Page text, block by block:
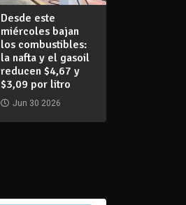
Desde este
miércoles bajan
los combustibles:
la nafta y el gasoil
reducen $4,67 y
$3,09 por litro
Jun 30 2026